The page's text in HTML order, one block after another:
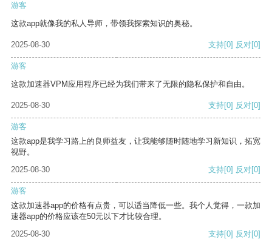
游客
这款app就像我的私人导师，带领我探索知识的奥秘。
2025-08-30 支持[0] 反对[0]
游客
这款加速器VPM应用程序已经为我们带来了无限的隐私保护和自由。
2025-08-30 支持[0] 反对[0]
游客
这款app是我学习路上的良师益友，让我能够随时随地学习新知识，拓宽
视野。
2025-08-30
支持[0] 反对[0]
游客
这款加速器app的价格有点贵，可以适当降低一些。我个人觉得，一款加
速器app的价格应该在50元以下才比较合理。
2025-08-30
支持[0] 反对[0]